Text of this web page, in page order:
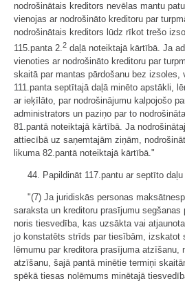
nodrošinātais kreditors nevēlas mantu
vienojas ar nodrošināto kreditoru par
nodrošinātais kreditors lūdz rīkot trešo
115.panta 2.2 daļā noteiktajā kārtībā. Ja
vienoties ar nodrošināto kreditoru par
skaitā par mantas pārdošanu bez izsoles,
111.panta septītajā daļā minēto apstākli,
ar ieķīlāto, par nodrošinājumu kalpojošo
administrators un paziņo par to
81.pantā noteiktajā kārtībā. Ja
attiecībā uz saņemtajām ziņām,
likuma 82.pantā noteiktajā kārtībā."
44. Papildināt 117.pantu ar septīto
"(7) Ja juridiskās personas
saraksta un kreditoru prasījumu
noris tiesvedība, kas uzsākta vai
jo konstatēts strīds par tiesībām, izskatot
lēmumu par kreditora prasījuma atzīšanu,
atzīšanu, šajā pantā minētie termiņi
spēkā tiesas nolēmums minētajā